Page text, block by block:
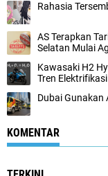
Rahasia
AS Terapkan
Selatan Mulai
Kawasaki H2
Tren Elektrifikasi
Dubai Gunakan
KOMENTAR